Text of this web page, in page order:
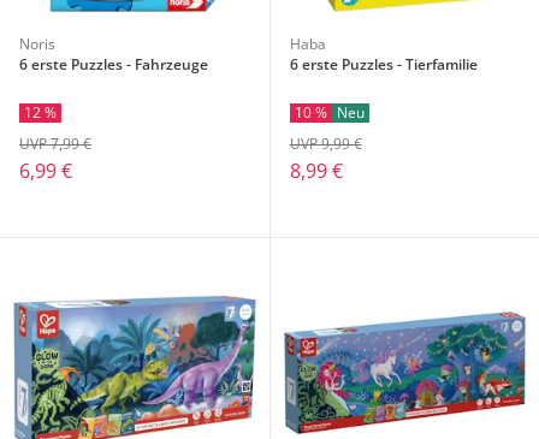
Noris
6 erste Puzzles - Fahrzeuge
12 %
6,99 €
UVP 7,99 €
Haba
6 erste Puzzles - Tierfamilie
10 % Neu
8,99 €
UVP 9,99 €